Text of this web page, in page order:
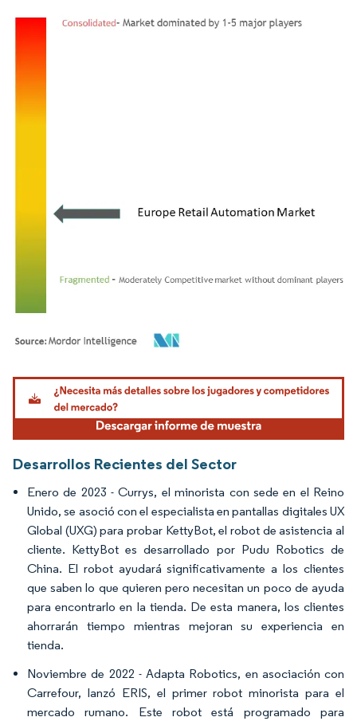
Imagen © Mordor Intelligence. El uso requiere atribución según CC BY 4.0.
Desarrollos Recientes del Sector
Enero de 2023 - Currys, el minorista con sede en el Reino
Unido, se asoció con el especialista en pantallas digitales UX
Global (UXG) para probar KettyBot, el robot de asistencia al
cliente. KettyBot es desarrollado por Pudu Robotics de
China. El robot ayudará significativamente a los clientes
que saben lo que quieren pero necesitan un poco de ayuda
para encontrarlo en la tienda. De esta manera, los clientes
ahorrarán tiempo mientras mejoran su experiencia en
tienda.
Noviembre de 2022 - Adapta Robotics, en asociación con
Carrefour, lanzó ERIS, el primer robot minorista para el
mercado rumano. Este robot está programado para